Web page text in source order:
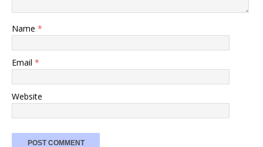
Name *
Email *
Website